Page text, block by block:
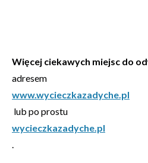
Więcej ciekawych miejsc do
adresem
www.wycieczkazadyche.pl
lub po prostu
wycieczkazadyche.pl
.